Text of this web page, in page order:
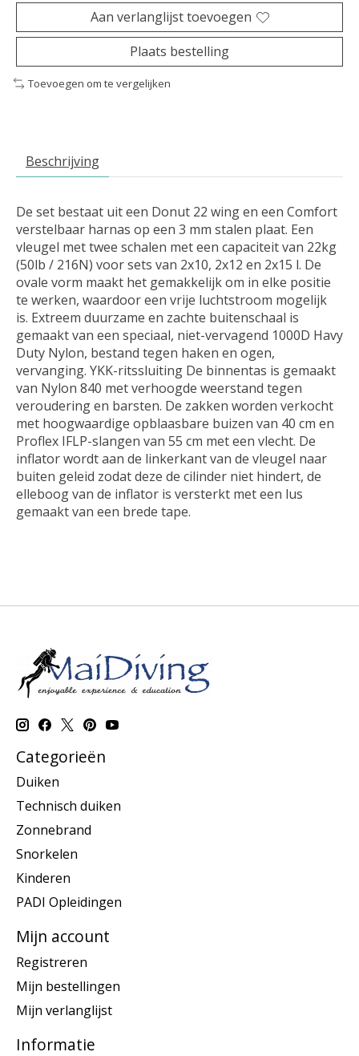
Aan verlanglijst toevoegen
Plaats bestelling
Toevoegen om te vergelijken
Beschrijving
De set bestaat uit een Donut 22 wing en een Comfort
verstelbaar harnas op een 3 mm stalen plaat. Een
vleugel met twee schalen met een capaciteit van 22kg
(50lb / 216N) voor sets van 2x10, 2x12 en 2x15 l. De
ovale vorm maakt het gemakkelijk om in elke positie
te werken, waardoor een vrije luchtstroom mogelijk
is. Extreem duurzame en zachte buitenschaal is
gemaakt van een speciaal, niet-vervagend 1000D Havy
Duty Nylon, bestand tegen haken en ogen,
vervanging. YKK-ritssluiting De binnentas is gemaakt
van Nylon 840 met verhoogde weerstand tegen
veroudering en barsten. De zakken worden verkocht
met hoogwaardige opblaasbare buizen van 40 cm en
Proflex IFLP-slangen van 55 cm met een vlecht. De
inflator wordt aan de linkerkant van de vleugel naar
buiten geleid zodat deze de cilinder niet hindert, de
elleboog van de inflator is versterkt met een lus
gemaakt van een brede tape.
Categorieën
Duiken
Technisch duiken
Zonnebrand
Snorkelen
Kinderen
PADI Opleidingen
Mijn account
Registreren
Mijn bestellingen
Mijn verlanglijst
Informatie